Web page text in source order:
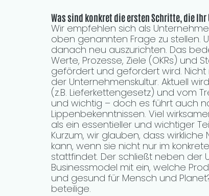
Was sind konkret die ersten Schritte, die
Wir empfehlen sich als
oben genannten Frage zu stellen.
danach neu auszurichten. Das
Werte, Prozesse, Ziele (OKRs) und
gefördert und gefordert wird.
der Unternehmenskultur. Aktuell
(z.B. Lieferkettengesetz) und vom
und wichtig – doch es führt auch
Lippenbekenntnissen. Viel
als ein essentieller und wichtiger
Kurzum, wir glauben, dass
kann, wenn sie nicht nur im
stattfindet. Der schließt neben der
Businessmodel mit ein, welche
und gesund für Mensch und
beteilige.